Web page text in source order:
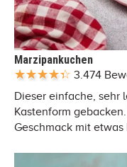
Marzipankuchen
3.474
Dieser einfache, sehr
Kastenform
Geschmack mit etwas